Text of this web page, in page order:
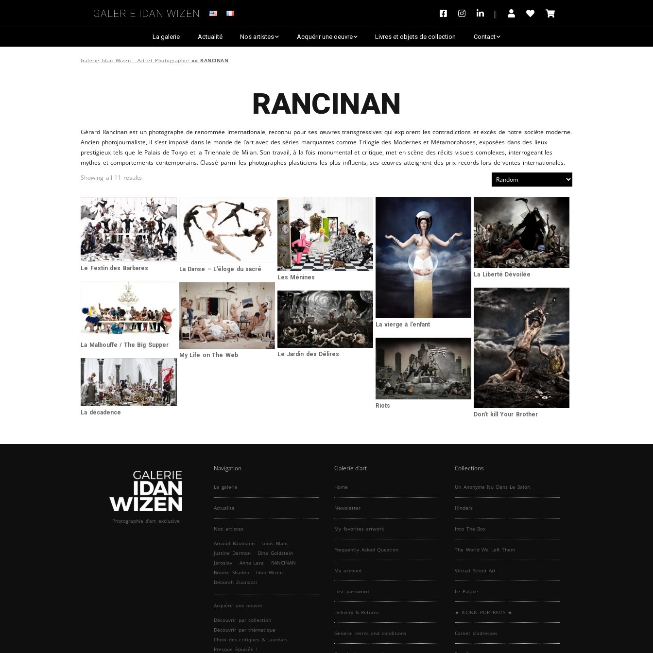
Galerie Idan Wizen
La galerie Actualité Nos artistes
Justine Darmon
Jaroslav
Brooke Shaden
Idan Wizen
Deborah Zuanazzi
Acquérir une oeuvre
Choix des critiques &
Lauréats
Presque épuisée !
sur Artsper
Livres et objets de collection Contact
Galerie Idan Wizen - Art et Photographie »» RANCINAN
RANCINAN
Gérard Rancinan est un photographe de renommée internationale, reconnu pour ses œuvres transgressives qui explorent les contradictions et excès de notre société moderne.
Ancien photojournaliste, il s’est imposé dans le monde de l’art avec des séries marquantes comme Trilogie des Modernes et Métamorphoses, exposées dans des lieux
prestigieux tels que le Palais de Tokyo et la Triennale de Milan. Son travail, à la fois monumental et critique, met en scène des récits visuels complexes, interrogeant les
mythes et comportements contemporains. Classé parmi les photographes plasticiens les plus influents, ses œuvres atteignent des prix records lors de ventes internationales.
Showing all 11 results
Le Festin des Barbares
La Danse – L’éloge du sacré
Les Ménines
La vierge à l’enfant
La Liberté Dévoilée
La Malbouffe / The Big Supper
My Life on The Web
Don’t kill Your Brother
Le Jardin des Délires
Riots
La décadence
Photographie d’art exclusive
Navigation
La galerie
Actualité
Nos artistes
Arnaud Baumann
Louis Blanc
Justine Darmon
Dina Goldstein
Jaroslav
Anna Laza
RANCINAN
Brooke Shaden
Idan Wizen
Deborah Zuanazzi
Acquérir une oeuvre
Découvrir par collection
Découvrir par thématique
Choix des critiques & Lauréats
Presque épuisée !
Galerie d’art
Home
Newsletter
My favorites artwork
Frequently Asked Question
My account
Lost password
Delivery & Returns
General terms and conditions
Collections
Un Anonyme Nu Dans Le Salon
Hinders
Into The Box
The World We Left Them
Virtual Street Art
Le Palace
★ ICONIC PORTRAITS ★
Carnet d’adresses